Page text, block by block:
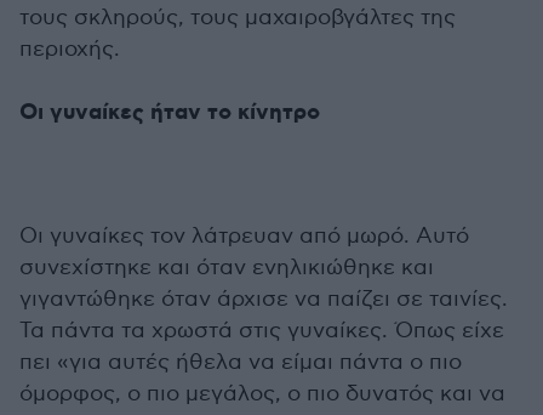
τους σκληρούς, τους μαχαιροβγάλτες της
περιοχής.
Οι γυναίκες ήταν το κίνητρο
Οι γυναίκες τον λάτρευαν από μωρό. Αυτό
συνεχίστηκε και όταν ενηλικιώθηκε και
γιγαντώθηκε όταν άρχισε να παίζει σε ταινίες.
Τα πάντα τα χρωστά στις γυναίκες. Όπως είχε
πει «για αυτές ήθελα να είμαι πάντα ο πιο
όμορφος, ο πιο μεγάλος, ο πιο δυνατός και να